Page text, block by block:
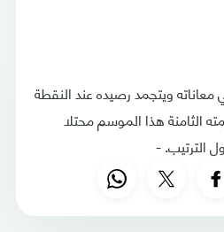
ويتجمد رصيده عند النقطة
الثامنة هذا الموسم محتلا
الترتيب. -